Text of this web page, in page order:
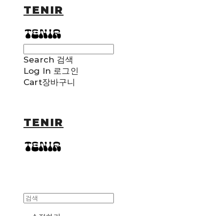
TENIR
Search 검색
Log In 로그인
Cart장바구니
TENIR